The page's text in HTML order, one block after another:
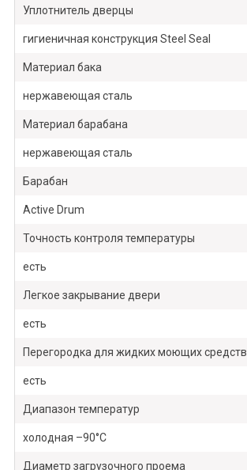
Уплотнитель дверцы
гигиеничная конструкция Steel Seal
Материал бака
нержавеющая сталь
Материал барабана
нержавеющая сталь
Барабан
Active Drum
Точность контроля температуры
есть
Легкое закрывание двери
есть
Перегородка для жидких моющих средств
есть
Диапазон температур
холодная –90°C
Диаметр загрузочного проема